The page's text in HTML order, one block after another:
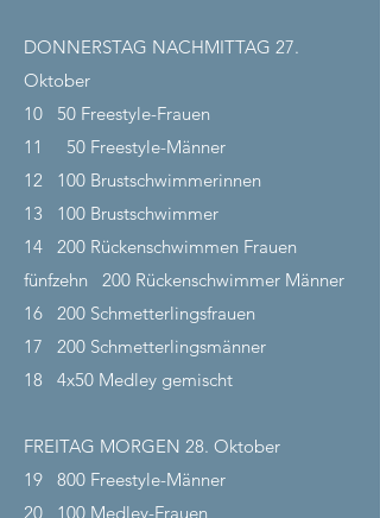
DONNERSTAG NACHMITTAG 27.
Oktober
10
50 Freestyle-Frauen
11
50 Freestyle-Männer
12
100 Brustschwimmerinnen
13
100 Brustschwimmer
14
200 Rückenschwimmen Frauen
fünfzehn
200 Rückenschwimmer Männer
16
200 Schmetterlingsfrauen
17
200 Schmetterlingsmänner
18
4x50 Medley gemischt
FREITAG MORGEN 28. Oktober
19
800 Freestyle-Männer
20
100 Medley-Frauen